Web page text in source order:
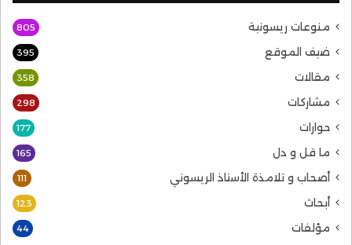
منوعات ريسونية 805
ضيف الموقع 395
مقالات 358
مشاركات 298
حوارات 177
ما قل و دل 165
أصحاب و تلامذة الأستاذ الريسوني 111
أبحاث 123
مؤلفات 44